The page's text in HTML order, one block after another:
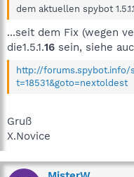
dem aktuellen spybot
...seit dem Fix (wegen
die1.5.1.16 sein, siehe
http://forums.spybot.info/
t=18531&goto=nextoldest
Gruß
X.Novice